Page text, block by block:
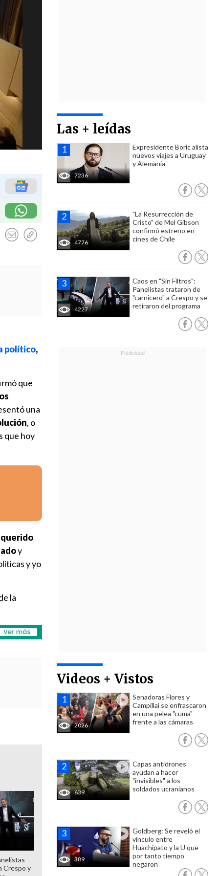
Las + leídas
7236
Expresidente Boric alista
nuevos viajes a Uruguay
y Alemania
4776
"La Resurrección de
Cristo" de Mel Gibson
confirmó estreno en
cines de Chile
4227
Caos en "Sin Filtros":
Panelistas trataron de
"carnicero" a Crespo y se
retiraron del programa
Videos + Vistos
2026
Senadoras Flores y
Campillai se enfrascaron
en una pelea "cuma"
frente a las cámaras
639
Capas antidrones
ayudan a hacer
"invisibles" a los
soldados ucranianos
389
Goldberg: Se reveló el
vínculo entre
Huachipato y la U que
por tanto tiempo
negaron
político,
que
una
, o
que hoy
y
y yo
la
Crespo y